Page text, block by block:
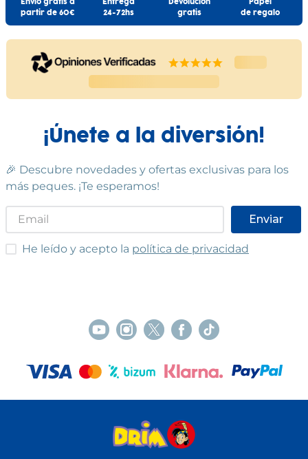
Envío gratis a
partir de 60€
Entrega
24-72hs
Devolución
gratis
Papel
de regalo
¡Únete a la diversión!
🎉 Descubre novedades y ofertas exclusivas para los
más peques. ¡Te esperamos!
Enviar
He leído y acepto las condiciones
He leído y acepto la política de privacidad